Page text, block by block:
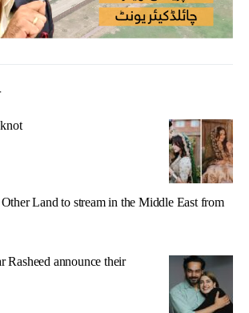
Land to stream in the Middle East from
Rasheed announce their